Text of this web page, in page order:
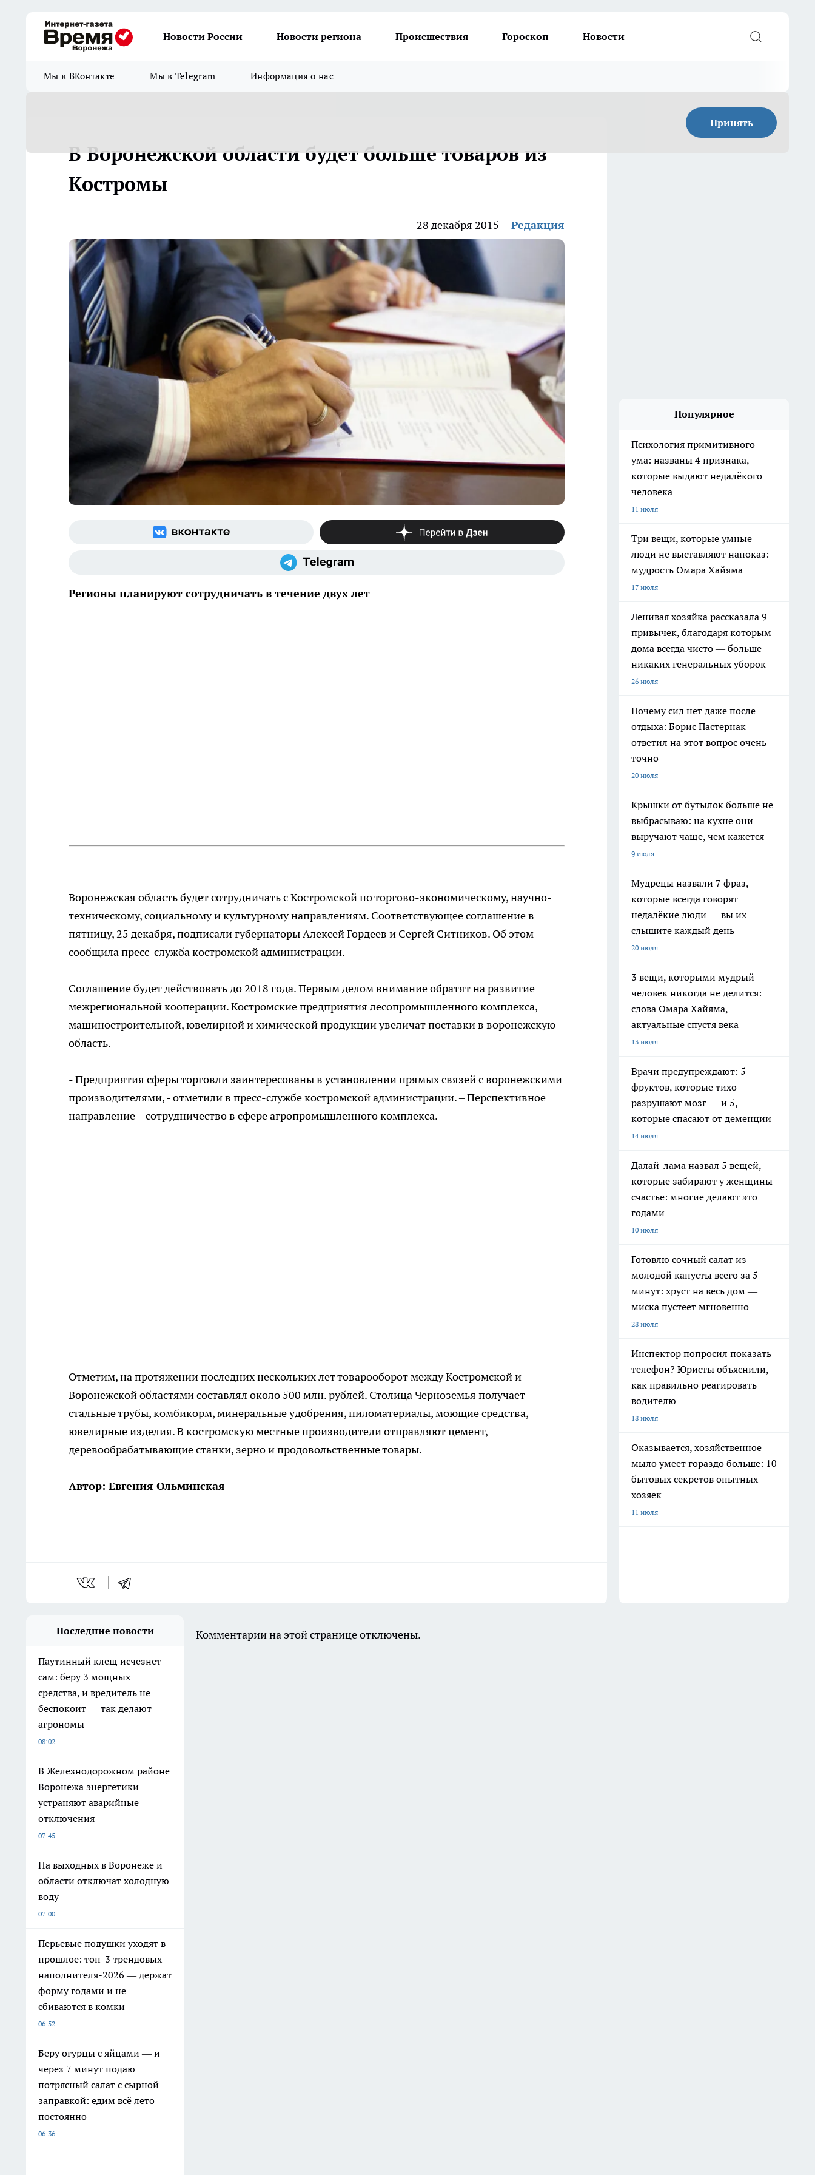
Новости России Новости региона Происшествия Гороскоп Новости
Мы в ВКонтакте Мы в Telegram Информация о нас
Принять
В Воронежской области будет больше товаров из
Костромы
28 декабря 2015 Редакция
Регионы планируют сотрудничать в течение двух лет
Воронежская область будет сотрудничать с Костромской по торгово-экономическому, научно-
техническому, социальному и культурному направлениям. Соответствующее соглашение в
пятницу, 25 декабря, подписали губернаторы Алексей Гордеев и Сергей Ситников. Об этом
сообщила пресс-служба костромской администрации.
Соглашение будет действовать до 2018 года. Первым делом внимание обратят на развитие
межрегиональной кооперации. Костромские предприятия лесопромышленного комплекса,
машиностроительной, ювелирной и химической продукции увеличат поставки в воронежскую
область.
- Предприятия сферы торговли заинтересованы в установлении прямых связей с воронежскими
производителями, - отметили в пресс-службе костромской администрации. – Перспективное
направление – сотрудничество в сфере агропромышленного комплекса.
Отметим, на протяжении последних нескольких лет товарооборот между Костромской и
Воронежской областями составлял около 500 млн. рублей. Столица Черноземья получает
стальные трубы, комбикорм, минеральные удобрения, пиломатериалы, моющие средства,
ювелирные изделия. В костромскую местные производители отправляют цемент,
деревообрабатывающие станки, зерно и продовольственные товары.
Автор: Евгения Ольминская
Популярное
Психология примитивного
ума: названы 4 признака,
которые выдают недалёкого
человека
11 июля
Три вещи, которые умные
люди не выставляют напоказ:
мудрость Омара Хайяма
17 июля
Ленивая хозяйка рассказала 9
привычек, благодаря которым
дома всегда чисто — больше
никаких генеральных уборок
26 июля
Почему сил нет даже после
отдыха: Борис Пастернак
ответил на этот вопрос очень
точно
20 июля
Крышки от бутылок больше не
выбрасываю: на кухне они
выручают чаще, чем кажется
9 июля
Мудрецы назвали 7 фраз,
которые всегда говорят
недалёкие люди — вы их
слышите каждый день
20 июля
3 вещи, которыми мудрый
человек никогда не делится:
слова Омара Хайяма,
актуальные спустя века
13 июля
Врачи предупреждают: 5
фруктов, которые тихо
разрушают мозг — и 5,
которые спасают от деменции
14 июля
Далай-лама назвал 5 вещей,
которые забирают у женщины
счастье: многие делают это
годами
10 июля
Готовлю сочный салат из
молодой капусты всего за 5
минут: хруст на весь дом —
миска пустеет мгновенно
28 июля
Инспектор попросил показать
телефон? Юристы объяснили,
как правильно реагировать
водителю
18 июля
Оказывается, хозяйственное
мыло умеет гораздо больше: 10
бытовых секретов опытных
хозяек
11 июля
Последние новости
Паутинный клещ исчезнет
сам: беру 3 мощных
средства, и вредитель не
беспокоит — так делают
агрономы
08:02
В Железнодорожном районе
Воронежа энергетики
устраняют аварийные
отключения
07:45
На выходных в Воронеже и
области отключат холодную
воду
07:00
Перьевые подушки уходят в
прошлое: топ-3 трендовых
наполнителя-2026 — держат
форму годами и не
сбиваются в комки
06:52
Беру огурцы с яйцами — и
через 7 минут подаю
потрясный салат с сырной
заправкой: едим всё лето
постоянно
06:36
Комментарии на этой странице отключены.